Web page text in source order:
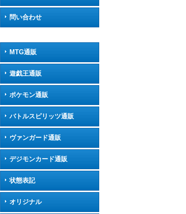
問い合わせ
MTG通販
遊戯王通販
ポケモン通販
バトルスピリッツ通販
ヴァンガード通販
デジモンカード通販
状態表記
オリジナル